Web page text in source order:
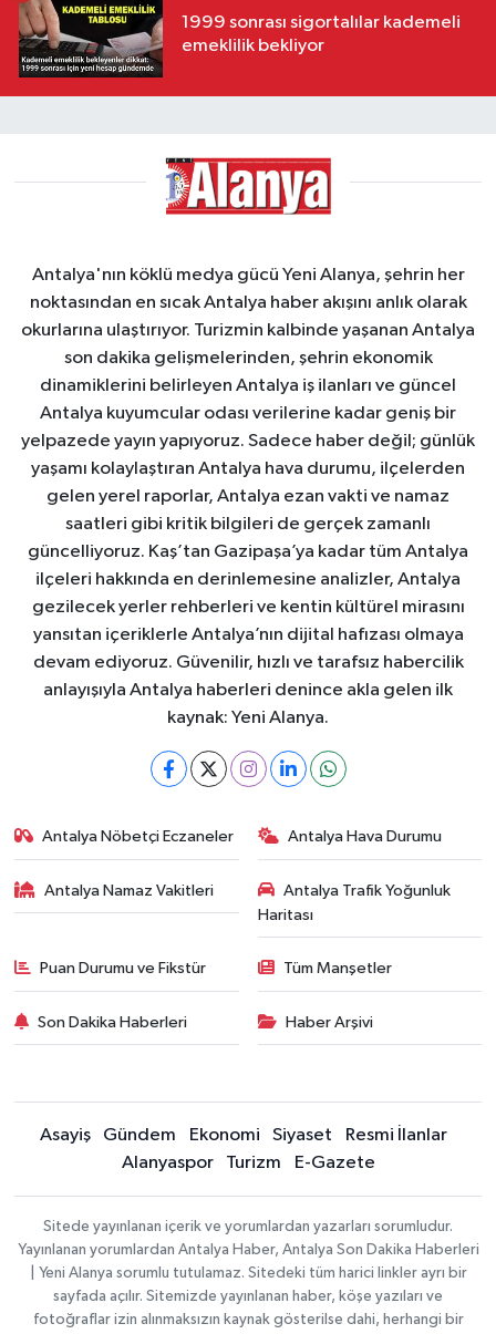
1999 sonrası sigortalılar kademeli
emeklilik bekliyor
Antalya'nın köklü medya gücü Yeni Alanya, şehrin her
noktasından en sıcak Antalya haber akışını anlık olarak
okurlarına ulaştırıyor. Turizmin kalbinde yaşanan Antalya
son dakika gelişmelerinden, şehrin ekonomik
dinamiklerini belirleyen Antalya iş ilanları ve güncel
Antalya kuyumcular odası verilerine kadar geniş bir
yelpazede yayın yapıyoruz. Sadece haber değil; günlük
yaşamı kolaylaştıran Antalya hava durumu, ilçelerden
gelen yerel raporlar, Antalya ezan vakti ve namaz
saatleri gibi kritik bilgileri de gerçek zamanlı
güncelliyoruz. Kaş’tan Gazipaşa’ya kadar tüm Antalya
ilçeleri hakkında en derinlemesine analizler, Antalya
gezilecek yerler rehberleri ve kentin kültürel mirasını
yansıtan içeriklerle Antalya’nın dijital hafızası olmaya
devam ediyoruz. Güvenilir, hızlı ve tarafsız habercilik
anlayışıyla Antalya haberleri denince akla gelen ilk
kaynak: Yeni Alanya.
Antalya Nöbetçi Eczaneler Antalya Hava Durumu
Antalya Namaz Vakitleri
Antalya Trafik Yoğunluk
Haritası
Puan Durumu ve Fikstür Tüm Manşetler
Son Dakika Haberleri Haber Arşivi
Asayiş Gündem Ekonomi Siyaset
Resmi İlanlar
Alanyaspor
Turizm E-Gazete
Sitede yayınlanan içerik ve yorumlardan yazarları sorumludur.
Yayınlanan yorumlardan Antalya Haber, Antalya Son Dakika Haberleri
| Yeni Alanya sorumlu tutulamaz. Sitedeki tüm harici linkler ayrı bir
sayfada açılır. Sitemizde yayınlanan haber, köşe yazıları ve
fotoğraflar izin alınmaksızın kaynak gösterilse dahi, herhangi bir